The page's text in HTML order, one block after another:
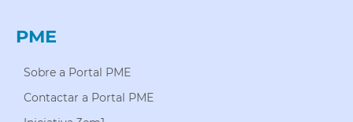
PME
Sobre a Portal PME
Contactar a Portal PME